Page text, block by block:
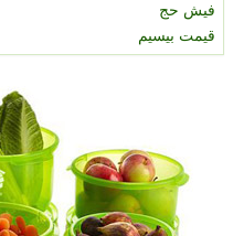
فیش حج
قیمت بیسیم